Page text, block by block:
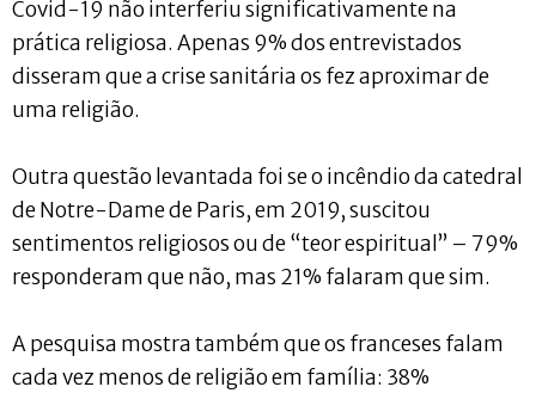
Covid-19 não interferiu significativamente na
prática religiosa. Apenas 9% dos entrevistados
disseram que a crise sanitária os fez aproximar de
uma religião.
Outra questão levantada foi se o incêndio da catedral
de Notre-Dame de Paris, em 2019, suscitou
sentimentos religiosos ou de “teor espiritual” – 79%
responderam que não, mas 21% falaram que sim.
A pesquisa mostra também que os franceses falam
cada vez menos de religião em família: 38%